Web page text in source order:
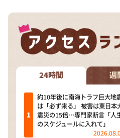
河合＆A.B.C-Z塚田×福井
（news おかえり）
DAIGOも台所 ～きょうの献
本日はダイアンなり！シー
朝だ！生です旅サラダ
教えて！ニュースライブ
ＬＩＦＥ～夢のカタチ～
24時間 週
約10年後に南海トラフ巨大地
は「必ず来る」 被害は東日本
震災の15倍…専門家断言「人
のスケジュールに入れて」